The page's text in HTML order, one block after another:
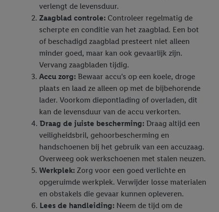
verlengt de levensduur.
Zaagblad controle: Controleer regelmatig de
scherpte en conditie van het zaagblad. Een bot
of beschadigd zaagblad presteert niet alleen
minder goed, maar kan ook gevaarlijk zijn.
Vervang zaagbladen tijdig.
Accu zorg: Bewaar accu's op een koele, droge
plaats en laad ze alleen op met de bijbehorende
lader. Voorkom diepontlading of overladen, dit
kan de levensduur van de accu verkorten.
Draag de juiste bescherming: Draag altijd een
veiligheidsbril, gehoorbescherming en
handschoenen bij het gebruik van een accuzaag.
Overweeg ook werkschoenen met stalen neuzen.
Werkplek: Zorg voor een goed verlichte en
opgeruimde werkplek. Verwijder losse materialen
en obstakels die gevaar kunnen opleveren.
Lees de handleiding: Neem de tijd om de